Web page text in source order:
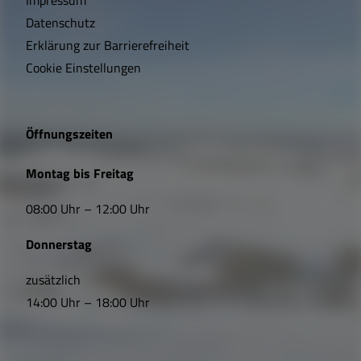
t
i
e
L
n
k
s
Datenschutz
Erklärung zur Barrierefreiheit
Cookie Einstellungen
Öffnungszeiten
Montag bis Freitag
08:00 Uhr – 12:00 Uhr
Donnerstag
zusätzlich
14:00 Uhr – 18:00 Uhr